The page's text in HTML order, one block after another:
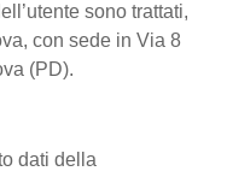
sono trattati,
con sede in Via 8
(PD).
dati della